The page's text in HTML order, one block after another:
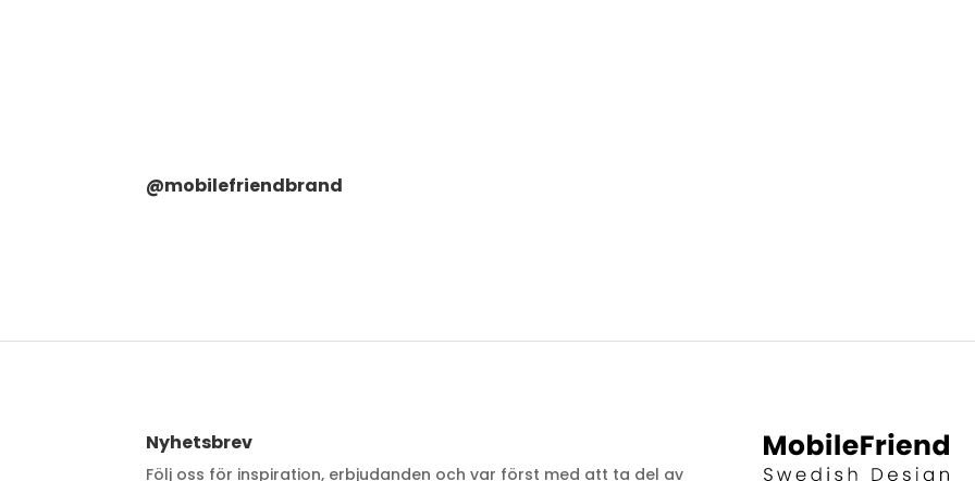
@mobilefriendbrand
Nyhetsbrev
Följ oss för inspiration, erbjudanden och var först med att ta del av